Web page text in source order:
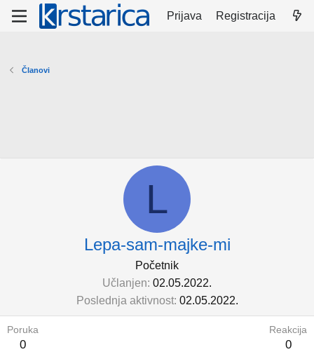
Prijava Registracija
Članovi
L
Lepa-sam-majke-mi
Početnik
Učlanjen 02.05.2022.
Poslednja aktivnost 02.05.2022.
Poruka
0
Reakcija
0